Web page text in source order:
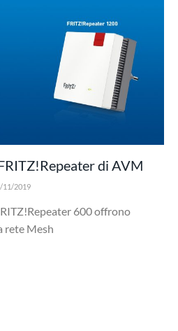
di AVM
11/2019
600 offrono
rete Mesh